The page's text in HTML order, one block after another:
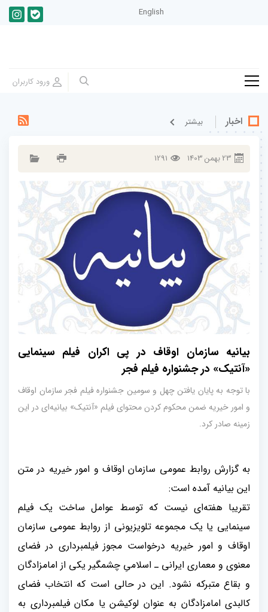
English
اخبار بيشتر
23بهمن1403
1291
بیانیه سازمان اوقاف در پی اکران فیلم سینمایی
«آنتیک» در جشنواره فیلم فجر
با توجه به پایان یافتن چهل و سومین جشنواره فیلم فجر سازمان اوقاف
و امور خیریه ضمن محکوم کردن محتوای فیلم «آنتیک» بیانیه‌ای در این
زمینه صادر کرد.
به گزارش روابط عمومی سازمان اوقاف و امور خیریه در متن
این بیانیه آمده است:
تقریبا هفته‌ای نیست که توسط عوامل ساخت یک فیلم
سینمایی یا یک مجموعه تلویزیونی از روابط عمومی سازمان
اوقاف و امور خیریه درخواست مجوز فیلمبرداری در فضای
معنوی و معماری ایرانی ـ اسلامیِ چشمگیر یکی از امامزادگان
و بقاع متبرکه نشود. این در حالی است که انتخاب فضای
کالبدی امامزادگان به عنوان لوکیشن یا مکان فیلمبرداری به